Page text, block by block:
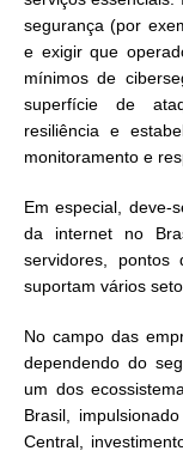
segurança (por
e exigir que
mínimos de
superfície de
resiliência e
monitoramento e
Em especial, deve-
da internet no
servidores,
suportam vários
No campo das
dependendo do
um dos
Brasil,
Central,